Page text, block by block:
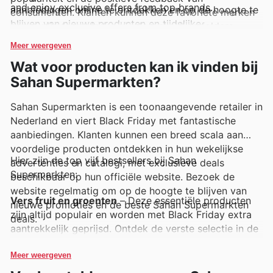
consumenten. Klanten kunnen deze favoriete merken
eenvoudig terugvinden via de wekelijkse folders,
flyers en online catalogi van Sahan Supermarkten,
waar regelmatig exclusieve aanbiedingen en
promoties worden uitgelicht.
aanbiedingen online te ontdekken en op de hoogte te
blijven van nieuwe producten en tijdelijke
and enjoy exclusive offers from top brands.
Meer weergeven
Wat voor producten kan ik vinden bij
Sahan Supermarkten?
Sahan Supermarkten is een toonaangevende retailer in
Nederland en viert Black Friday met fantastische
aanbiedingen. Klanten kunnen een breed scala aan
voordelige producten ontdekken in hun wekelijkse
advertenties en catalogi, met exclusieve deals
beschikbaar op hun officiële website. Bezoek de
website regelmatig om op de hoogte te blijven van
nieuwe promoties en de beste Sahan Supermarkten
deals.
Hier zijn de top vijf bestsellers bij Sahan
Supermarkten:
Vers fruit en groenten– Deze essentiële producten
zijn altijd populair en worden met Black Friday extra
aantrekkelijk geprijsd. Ontdek de verste selectie in de
gezonde maaltijden en snacks die nu extra voordelig
zijn.
Meer weergeven